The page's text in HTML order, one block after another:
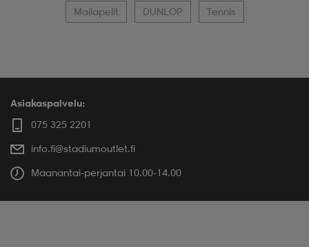
Mailapelit DUNLOP Tennis
Asiakaspalvelu:
075 325 2201
info.fi@stadiumoutlet.fi
Maanantai-perjantai 10.00-14.00